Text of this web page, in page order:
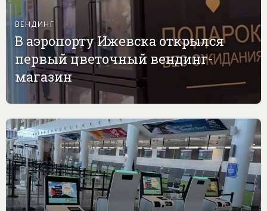
ВЕНДИНГ
В аэропорту Ижевска открылся
первый цветочный вендинг-
магазин